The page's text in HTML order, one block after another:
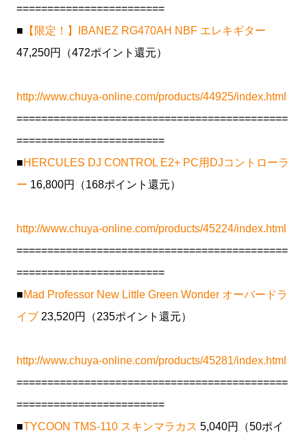
========================
■ 【限定！】IBANEZ RG470AH NBF エレキギター
47,250円（472ポイント還元）
http://www.chuya-online.com/products/44925/index.html
============================================
========================
■HERCULES DJ CONTROL E2+ PC用DJコントローラ
ー 16,800円（168ポイント還元）
http://www.chuya-online.com/products/45224/index.html
============================================
========================
■Mad Professor New Little Green Wonder オーバードラ
イブ 23,520円（235ポイント還元）
http://www.chuya-online.com/products/45281/index.html
============================================
========================
■TYCOON TMS-110 スキンマラカス 5,040円（50ポイ